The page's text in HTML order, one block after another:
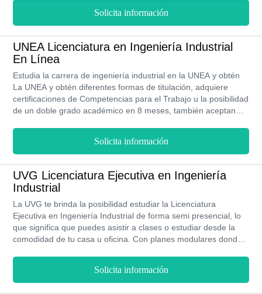
eficaces, prácticos y confiables. En la ETAC tienes la
oportunidad de estudiarla en su modalidad 100% Línea.
Gracias a esta modalidad, la cual surge como un modelo
educativo de vanguardia, podrás trabajar y estudiar al mismo
tiempo, sin dejar de lado tus rutinas diarias. Así que, mientras
sepas adaptar tu tiempo de acuerdo a lo requerido podrás
manejar esta modalidad de estudio a la perfección y acceder al
aula virtual desde donde sea que te encuentres, en lugar de
tener que ir a un campus universitario.
Solicita información
UNEA Licenciatura en Ingeniería Industrial
En Línea
Estudia la carrera de ingeniería industrial en la UNEA y obtén
La UNEA y obtén diferentes formas de titulación, adquiere
certificaciones de Competencias para el Trabajo u la posibilidad
de un doble grado académico en 8 meses, también aceptan
y el Reconocimiento de Instituciones de Calidad que otorga la
SEP.
Solicita información
UVG Licenciatura Ejecutiva en Ingeniería
Industrial
La UVG te brinda la posibilidad estudiar la Licenciatura
Ejecutiva en Ingeniería Industrial de forma semi presencial, lo
que significa que puedes asistir a clases o estudiar desde la
comodidad de tu casa u oficina. Con planes modulares donde
programar a tu medida el programa de asignaturas. Asimismo,
sus programas de estudios te permitirá obtener la titulación en
Solicita información